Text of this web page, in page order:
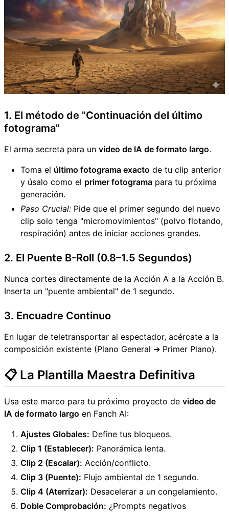
1. El método de "Continuación del último
fotograma"
El arma secreta para un video de IA de formato largo.
Toma el último fotograma exacto de tu clip anterior
y úsalo como el primer fotograma para tu próxima
generación.
Paso Crucial: Pide que el primer segundo del nuevo
clip solo tenga "micromovimientos" (polvo flotando,
respiración) antes de iniciar acciones grandes.
2. El Puente B-Roll (0.8–1.5 Segundos)
Nunca cortes directamente de la Acción A a la Acción B.
Inserta un "puente ambiental" de 1 segundo.
3. Encuadre Continuo
En lugar de teletransportar al espectador, acércate a la
composición existente (Plano General ➔ Primer Plano).
📋 La Plantilla Maestra Definitiva
Usa este marco para tu próximo proyecto de video de
IA de formato largo en Fanch AI:
Ajustes Globales: Define tus bloqueos.
Clip 1 (Establecer): Panorámica lenta.
Clip 2 (Escalar): Acción/conflicto.
Clip 3 (Puente): Flujo ambiental de 1 segundo.
Clip 4 (Aterrizar): Desacelerar a un congelamiento.
Doble Comprobación: ¿Prompts negativos